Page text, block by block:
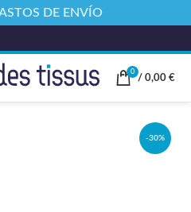
0
/ 0,00 €
-30%
DE ENVÍO